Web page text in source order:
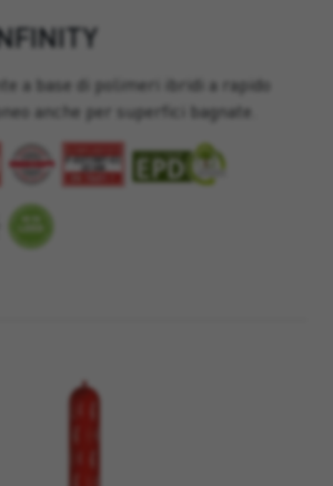
a base di polimeri ibridi a rapido
anche per superfici bagnate.